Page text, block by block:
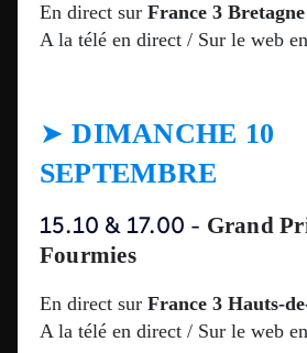
En direct sur France 3 Bretagne
A la télé en direct / Sur le web
➤DIMANCHE 10
SEPTEMBRE
15.10 & 17.00 - Grand
Fourmies
En direct sur France 3 Hauts-
A la télé en direct / Sur le web